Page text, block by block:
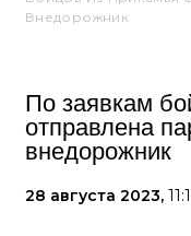
Внедорожник
По заявкам
отправлена
внедорожник
28 августа 2023,